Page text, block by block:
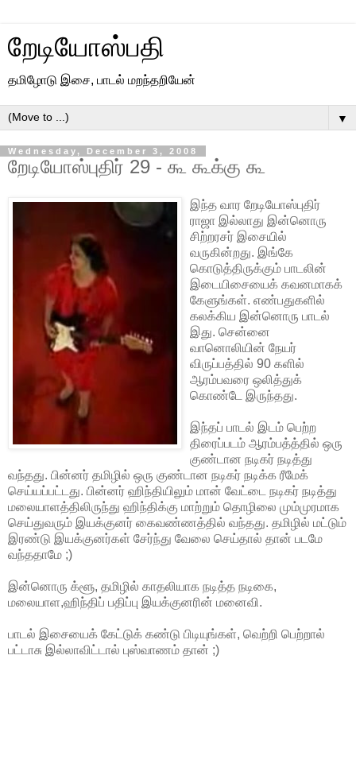
றேடியோஸ்பதி
தமிழோடு இசை, பாடல் மறந்தறியேன்
▼
Wednesday, December 3, 2008
றேடியோஸ்புதிர் 29 - கூ கூக்கு கூ
இந்த வார றேடியோஸ்புதிர்
ராஜா இல்லாது இன்னொரு
சிற்றரசர் இசையில்
வருகின்றது. இங்கே
கொடுத்திருக்கும் பாடலின்
இடையிசையைக் கவனமாகக்
கேளுங்கள். எண்பதுகளில்
கலக்கிய இன்னொரு பாடல்
இது. சென்னை
வானொலியின் நேயர்
விருப்பத்தில் 90 களில்
ஆரம்பவரை ஒலித்துக்
கொண்டே இருந்தது.
இந்தப் பாடல் இடம் பெற்ற
திரைப்படம் ஆரம்பத்த்தில் ஒரு
குண்டான நடிகர் நடித்து
வந்தது. பின்னர் தமிழில் ஒரு குண்டான நடிகர் நடிக்க ரீமேக்
செய்யப்பட்டது. பின்னர் ஹிந்தியிலும் மான் வேட்டை நடிகர் நடித்து
மலையாளத்திலிருந்து ஹிந்திக்கு மாற்றும் தொழிலை மும்முரமாக
செய்துவரும் இயக்குனர் கைவண்ணத்தில் வந்தது. தமிழில் மட்டும்
இரண்டு இயக்குனர்கள் சேர்ந்து வேலை செய்தால் தான் படமே
வந்ததாமே ;)
இன்னொரு க்ளூ, தமிழில் காதலியாக நடித்த நடிகை,
மலையாள,ஹிந்திப் பதிப்பு இயக்குனரின் மனைவி.
பாடல் இசையைக் கேட்டுக் கண்டு பிடியுங்கள், வெற்றி பெற்றால்
பட்டாசு இல்லாவிட்டால் புஸ்வாணம் தான் ;)